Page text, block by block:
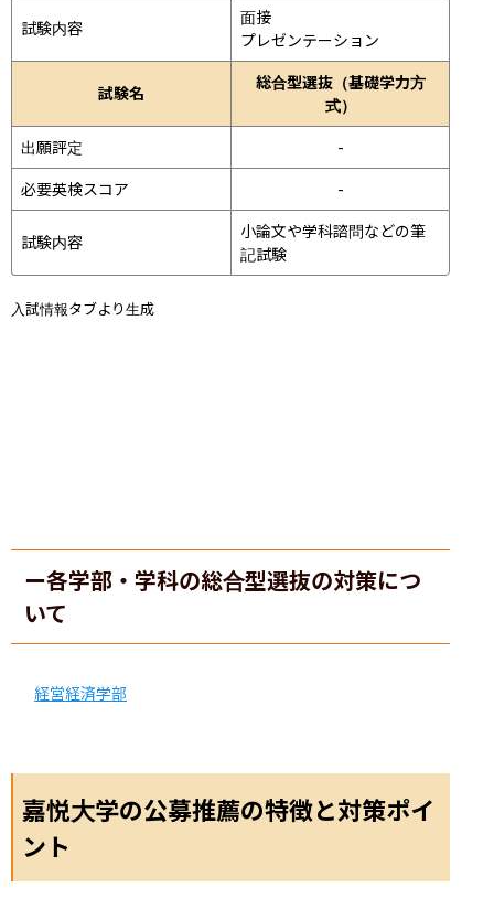
試験内容
面接
プレゼンテーション
試験名
総合型選抜（基礎学力方
式）
出願評定
-
必要英検スコア
-
試験内容
小論文や学科諮問などの筆
記試験
入試情報タブより生成
ー各学部・学科の総合型選抜の対策につ
いて
経営経済学部
嘉悦大学の公募推薦の特徴と対策ポイ
ント